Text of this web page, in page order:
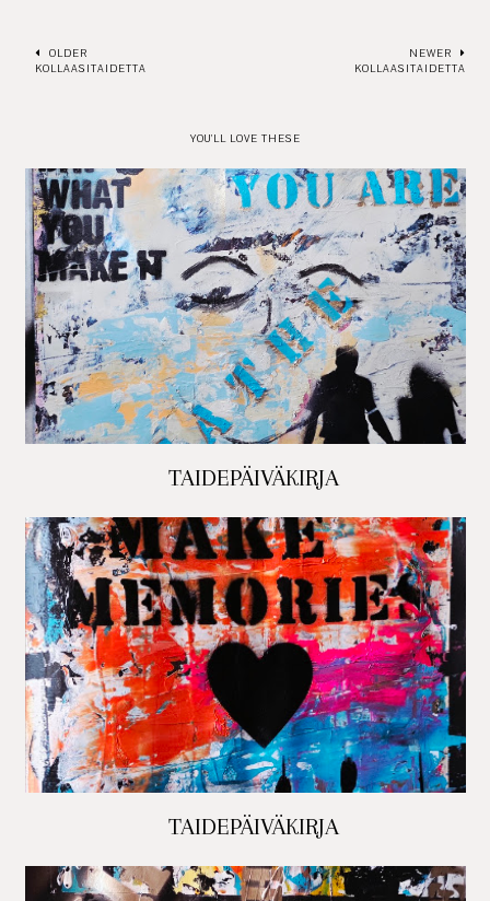
OLDER
KOLLAASITAIDETTA
NEWER
KOLLAASITAIDETTA
YOU'LL LOVE THESE
TAIDEPÄIVÄKIRJA
TAIDEPÄIVÄKIRJA